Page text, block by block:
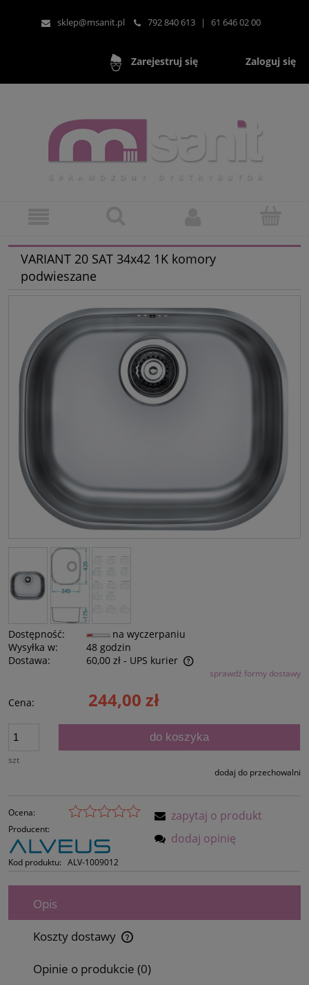
sklep@msanit.pl 792 840 613 | 61 646 02 00
Zarejestruj się Zaloguj się
VARIANT 20 SAT 34x42 1K komory
podwieszane
Dostępność:
na wyczerpaniu
Wysyłka w:
48 godzin
Dostawa:
60,00 zł - UPS kurier
Cena nie zawiera ewentualnych kosztów płatnościsprawdź formy dostawy
Cena: 244,00 zł
szt
do koszyka
dodaj do przechowalni
Ocena:
Producent:
Kod produktu: ALV-1009012
zapytaj o produkt
dodaj opinię
Opis
Koszty dostawy
Cena nie zawiera ewentualnych kosztów płatności
Opinie o produkcie (0)